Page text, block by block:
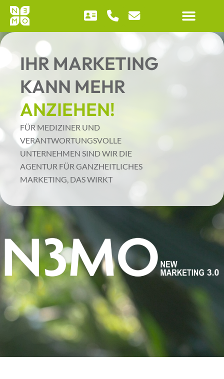
springen
Zum
Inhalt
springen
IHR MARKETING
KANN MEHR
ANZIEHEN!
FÜR MEDIZINER UND
VERANTWORTUNGSVOLLE
UNTERNEHMEN SIND WIR DIE
AGENTUR FÜR GANZHEITLICHES
MARKETING, DAS WIRKT